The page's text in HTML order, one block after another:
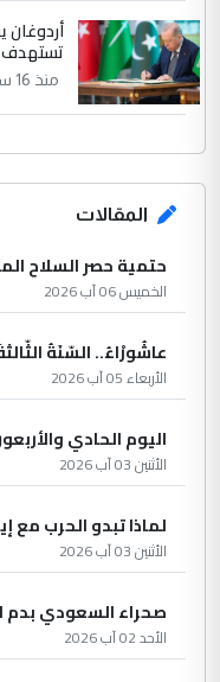
أردوغان
تستهدف
منذ 16 ساعة
المقالات
حتمية حصر السلاح
الخميس 06 آب 2026
عاشُورْاءُ.. السّنَةُ
الأربعاء 05 آب 2026
اليوم الحادي
الأثنين 03 آب 2026
لماذا تبدو الحرب
الأثنين 03 آب 2026
صحراء السعودي بدم
الأحد 02 آب 2026